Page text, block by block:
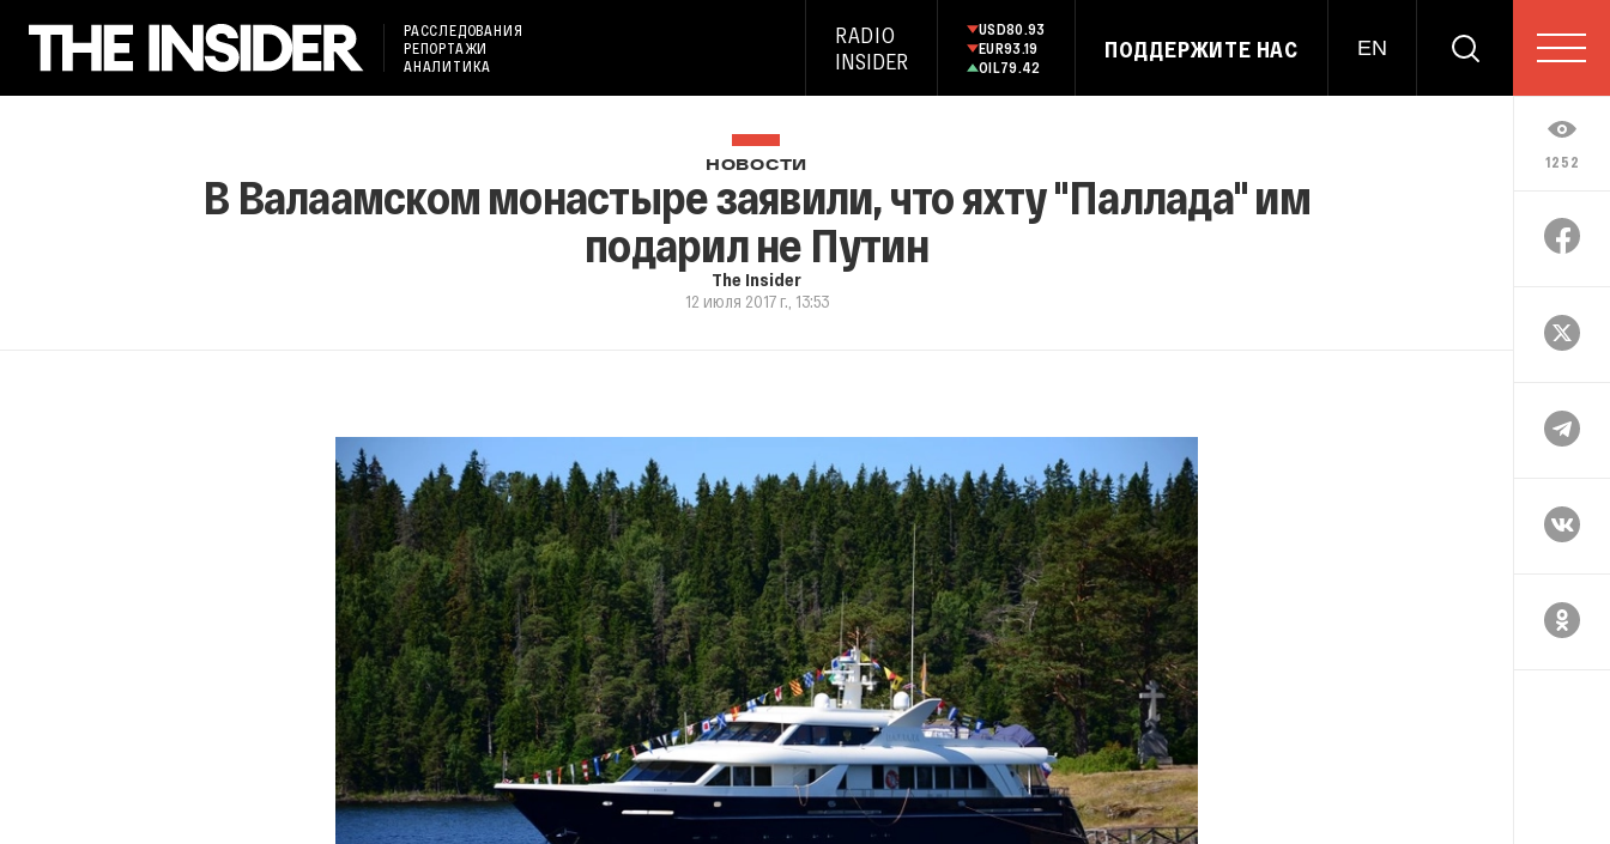
РАССЛЕДОВАНИЯ
РЕПОРТАЖИ
АНАЛИТИКА
RADIO
INSIDER
USD80.93
EUR93.19
OIL79.42
ПОДДЕРЖИТЕ НАС EN
1252
НОВОСТИ
В Валаамском монастыре заявили, что яхту "Паллада" им
подарил не Путин
The Insider
12 июля 2017 г., 13:53